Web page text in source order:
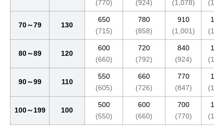
(770) (924) (1,078)
70～79 130
650
(715)
780
(858)
910
(1,001)
80～89 120
600
(660)
720
(792)
840
(924)
90～99 110
550
(605)
660
(726)
770
(847)
100～199 100
500
(550)
600
(660)
700
(770)